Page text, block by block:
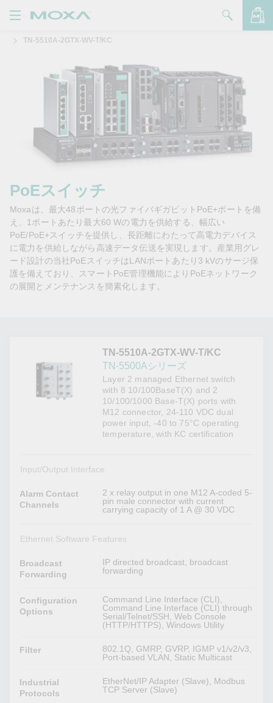
品
入方法
について
問い合わせ
ートナー・ゾーン
Moxa
TN-5510A-2GTX-WV-T/KC
PoEスイッチ
Moxaは、最大48ポートの光ファイバギガビットPoE+ポートを備
え、1ポートあたり最大60 Wの電力を供給する、幅広い
PoE/PoE+スイッチを提供し、長距離にわたって高電力デバイス
に電力を供給しながら高速データ伝送を実現します。産業用グレ
ード設計の当社PoEスイッチはLANポートあたり3 kVのサージ保
護を備えており、スマートPoE管理機能によりPoEネットワーク
の展開とメンテナンスを簡素化します。
TN-5510A-2GTX-WV-T/KC
TN-5500Aシリーズ
Layer 2 managed Ethernet switch
with 8 10/100BaseT(X) and 2
10/100/1000 Base-T(X) ports with
M12 connector, 24-110 VDC dual
power input, -40 to 75°C operating
temperature, with KC certification
Input/Output Interface
Alarm Contact
Channels
2 x relay output in one M12 A-coded 5-
pin male connector with current
carrying capacity of 1 A @ 30 VDC
Ethernet Software Features
Broadcast
Forwarding
IP directed broadcast, broadcast
forwarding
Configuration
Options
Command Line Interface (CLI),
Command Line Interface (CLI) through
Serial/Telnet/SSH, Web Console
(HTTP/HTTPS), Windows Utility
Filter
802.1Q, GMRP, GVRP, IGMP v1/v2/v3,
Port-based VLAN, Static Multicast
Industrial
Protocols
EtherNet/IP Adapter (Slave), Modbus
TCP Server (Slave)
バッグを見る